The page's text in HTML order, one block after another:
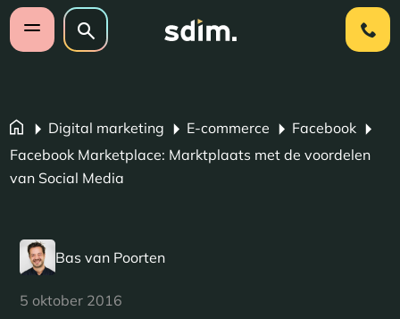
Navigatie overslaan
Open mobiel menu
Zoeken op website
Zoeken
Digital marketing E-commerce
Facebook
Facebook Marketplace: Marktplaats met de voordelen
van Social Media
Bas van Poorten
5 oktober 2016